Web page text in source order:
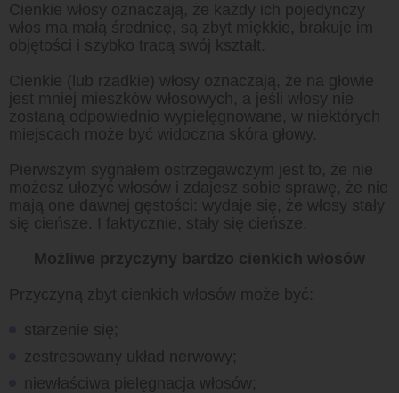
Cienkie włosy oznaczają, że każdy ich pojedynczy
włos ma małą średnicę, są zbyt miękkie, brakuje im
objętości i szybko tracą swój kształt.
Cienkie (lub rzadkie) włosy oznaczają, że na głowie
jest mniej mieszków włosowych, a jeśli włosy nie
zostaną odpowiednio wypielęgnowane, w niektórych
miejscach może być widoczna skóra głowy.
Pierwszym sygnałem ostrzegawczym jest to, że nie
możesz ułożyć włosów i zdajesz sobie sprawę, że nie
mają one dawnej gęstości: wydaje się, że włosy stały
się cieńsze. I faktycznie, stały się cieńsze.
Możliwe przyczyny bardzo cienkich włosów
Przyczyną zbyt cienkich włosów może być:
starzenie się;
zestresowany układ nerwowy;
niewłaściwa pielęgnacja włosów;